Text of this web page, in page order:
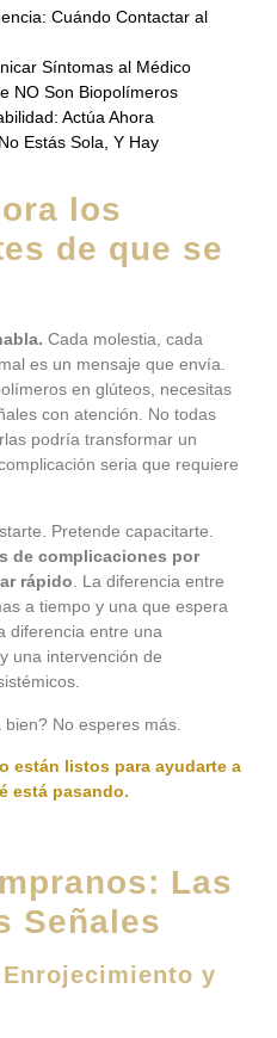
Cuándo Contactar al
Síntomas al Médico
NO Son Biopolímeros
Actúa Ahora
Estás Sola, Y Hay
los
de que se
Cada molestia, cada
es un mensaje que envía.
en glúteos, necesitas
con atención. No todas
podría transformar un
seria que requiere
Pretende capacitarte.
de complicaciones por
rápido. La diferencia entre
a tiempo y una que espera
diferencia entre una
una intervención de
No esperes más.
están listos para ayudarte a
está pasando.
Las
Señales
y